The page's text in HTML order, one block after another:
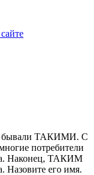
бывали ТАКИМИ. С
потребители
Наконец, ТАКИМ
Назовите его имя.